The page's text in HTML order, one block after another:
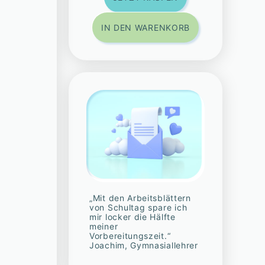
IN DEN WARENKORB
„Mit den Arbeitsblättern
von Schultag spare ich
mir locker die Hälfte
meiner
Vorbereitungszeit.“
Joachim, Gymnasiallehrer